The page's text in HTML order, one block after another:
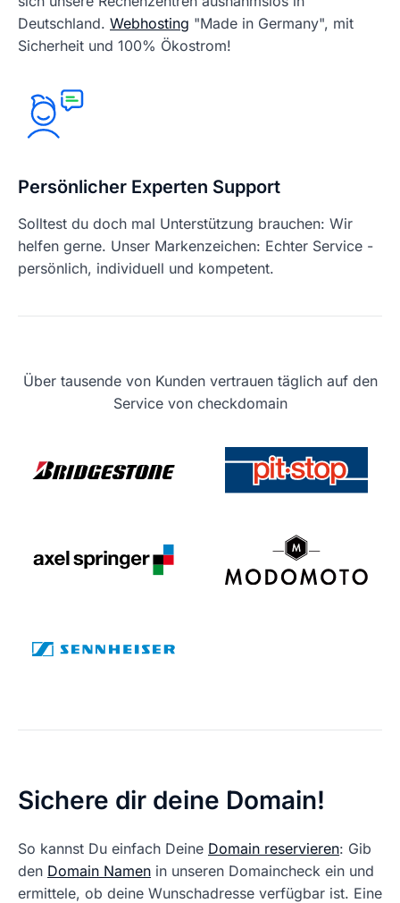
Deutschland. Webhosting "Made in Germany", mit
Sicherheit und 100% Ökostrom!
Persönlicher Experten Support
Solltest du doch mal Unterstützung brauchen: Wir
helfen gerne. Unser Markenzeichen: Echter Service -
persönlich, individuell und kompetent.
Über tausende von Kunden vertrauen täglich auf den
Service von checkdomain
Sichere dir deine Domain!
So kannst Du einfach Deine Domain reservieren: Gib
den Domain Namen in unseren Domaincheck ein und
ermittele, ob deine Wunschadresse verfügbar ist. Eine